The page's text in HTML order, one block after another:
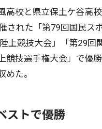
高校と県立保土ケ谷高
された「第79回国民ス
上競技大会」「第29回
競技選手権大会」で優
めた。
ストで優勝